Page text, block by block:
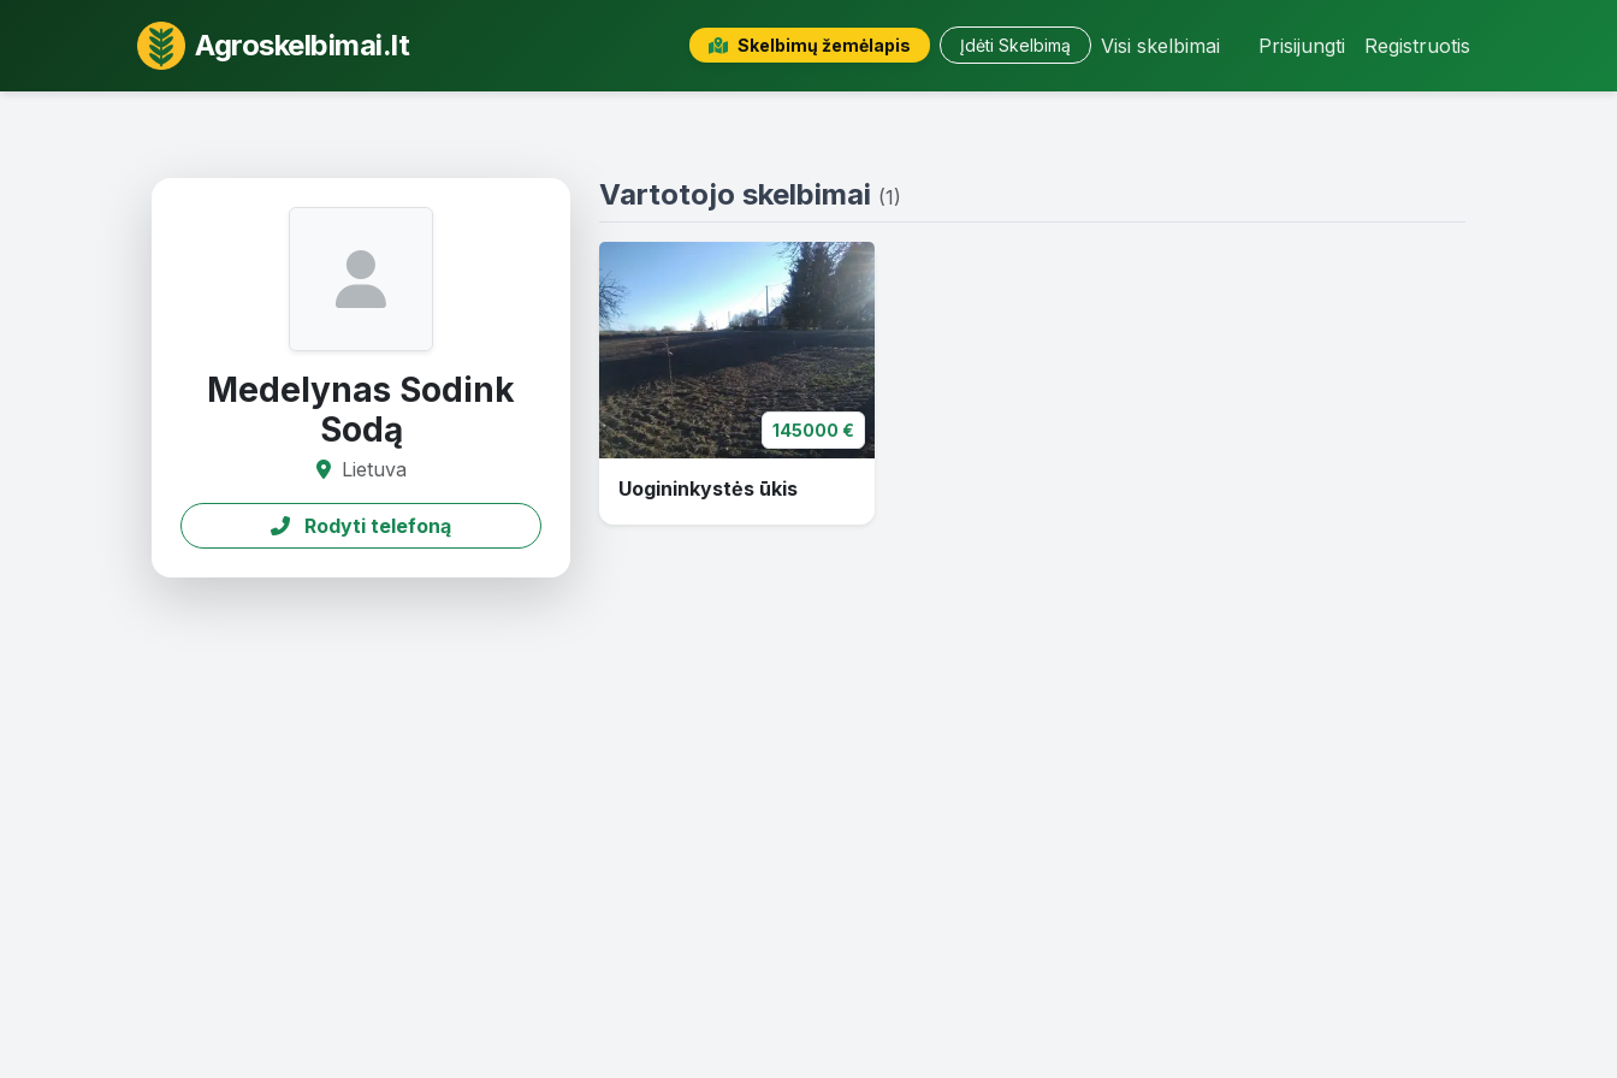
Agroskelbimai.lt Skelbimų žemėlapis Įdėti Skelbimą Visi skelbimai Prisijungti Registruotis
Medelynas Sodink
Sodą
Lietuva
Rodyti telefoną
Vartotojo skelbimai (1)
145000 €
Uogininkystės ūkis